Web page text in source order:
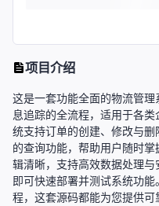
项目介绍
这是一套功能全面的物流管
息追踪的全流程，适用于各
统支持订单的创建、修改与
的查询功能，帮助用户随时
辑清晰，支持高效数据处理与
即可快速部署并测试系统功
程，这套源码都能为您提供